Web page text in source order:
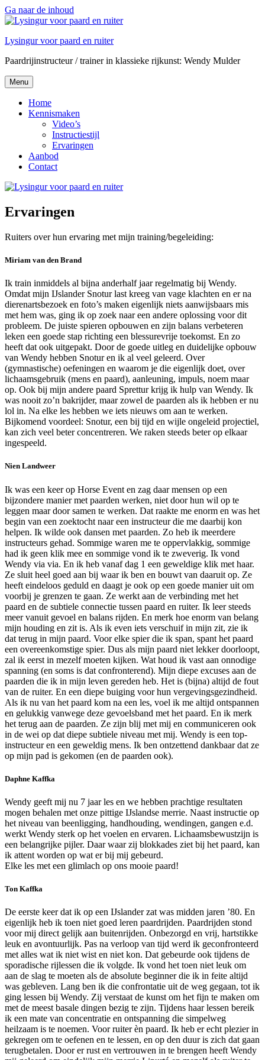
Ga naar de inhoud
Lysingur voor paard en ruiter
Paardrijinstructeur / trainer in klassieke rijkunst: Wendy Mulder
Menu
Home
Kennismaken
Video’s
Instructiestijl
Ervaringen
Aanbod
Contact
Ervaringen
Ruiters over hun ervaring met mijn training/begeleiding:
Miriam van den Brand
Ik train inmiddels al bijna anderhalf jaar regelmatig bij Wendy.
Omdat mijn IJslander Snotur last kreeg van vage klachten en er na
dierenartsbezoek en foto’s maken eigenlijk niets aanwijsbaars mis
met hem was, ging ik op zoek naar een andere oplossing voor dit
probleem. De juiste spieren opbouwen en zijn balans verbeteren
leken een goede stap richting een blessurevrije toekomst. En zo
heeft dat ook uitgepakt. Door de goede uitleg en duidelijke opbouw
van Wendy hebben Snotur en ik al veel geleerd. Over
(gymnastische) oefeningen en waarom je die eigenlijk doet, over
lichaamsgebruik (mens en paard), aanleuning, impuls, noem maar
op. Ook bij mijn andere paard Sprettur krijg ik hulp van Wendy. Ik
was nooit zo’n bakrijder, maar zowel de paarden als ik hebben er nu
lol in. Na elke les hebben we iets nieuws om aan te werken.
Bijkomend voordeel: Snotur, een bij tijd en wijle ongeleid projectiel,
kan zich veel beter concentreren. We raken steeds beter op elkaar
ingespeeld.
Nien Landweer
Ik was een keer op Horse Event en zag daar mensen op een
bijzondere manier met paarden werken, niet door hun wil op te
leggen maar door samen te werken. Dat raakte me enorm en was het
begin van een zoektocht naar een instructeur die me daarbij kon
helpen. Ik wilde ook dansen met paarden. Zo heb ik meerdere
instructeurs gehad. Sommige waren me te oppervlakkig, sommige
had ik geen klik mee en sommige vond ik te zweverig. Ik vond
Wendy via via. En ik heb vanaf dag 1 een geweldige klik met haar.
Ze sluit heel goed aan bij waar ik ben en bouwt van daaruit op. Ze
heeft eindeloos geduld en daagt je ook op een goede manier uit om
voorbij je grenzen te gaan. Ze werkt aan de verbinding met het
paard en de subtiele connectie tussen paard en ruiter. Ik leer steeds
meer vanuit gevoel en balans rijden. En merk hoe enorm van belang
mijn houding en zit is. Als ik even iets verschuif in mijn zit, zie ik
dat terug in mijn paard. Voor elke spier die ik span, spant het paard
een overeenkomstige spier. Dus als mijn paard niet lekker doorloopt,
zal ik eerst in mezelf moeten kijken. Wat houd ik vast aan onnodige
spanning (en soms is dat confronterend). Mijn diepe excuses aan de
paarden die ik in mijn leven gereden heb. Het is (bijna) altijd de fout
van de ruiter. En een diepe buiging voor hun vergevingsgezindheid.
Als ik nu van het paard kom na een les, voel ik me altijd ontspannen
en gelukkig vanwege deze gevoelsband met het paard. En ik merk
het terug aan de paarden. Ze zijn blij met mij en communiceren ook
in de wei op dat diepe subtiele niveau met mij. Wendy is een top-
instructeur en een geweldig mens. Ik ben ontzettend dankbaar dat ze
op mijn pad is gekomen (en de paarden ook).
Daphne Kaffka
Wendy geeft mij nu 7 jaar les en we hebben prachtige resultaten
mogen behalen met onze pittige IJslandse merrie. Naast instructie op
het niveau van beenligging, handhouding, wendingen, gangen e.d.
werkt Wendy sterk op het voelen en ervaren. Lichaamsbewustzijn is
een belangrijke pijler. Daar waar zij blokkades ziet bij het paard, kan
ik attent worden op wat er bij mij gebeurd.
Elke les met een glimlach op ons mooie paard!
Ton Kaffka
De eerste keer dat ik op een IJslander zat was midden jaren ’80. En
eigenlijk heb ik toen niet goed leren paardrijden. Paardrijden stond
voor mij direct gelijk aan buitenrijden. Onbezorgd en vrij, hartstikke
leuk en avontuurlijk. Pas na verloop van tijd werd ik geconfronteerd
met alles wat ik niet wist en niet kon. Dat gebeurde ook tijdens de
sporadische rijlessen die ik volgde. Ik vond het toen niet leuk om
aan de slag te moeten als de absolute beginner die ik in feite altijd
was gebleven. Lang ben ik die confrontatie uit de weg gegaan, tot ik
ging lessen bij Wendy. Zij verstaat de kunst om het fijn te maken om
met de meest basale dingen bezig te zijn. Tijdens haar lessen bereik
ik een mate van concentratie en ontspanning die simpelweg
heilzaam is te noemen. Voor ruiter èn paard. Ik heb er echt plezier in
gekregen om te oefenen en te lessen, en op den duur is zich dat gaan
terugbetalen. Door er rust en vertrouwen in te brengen heeft Wendy